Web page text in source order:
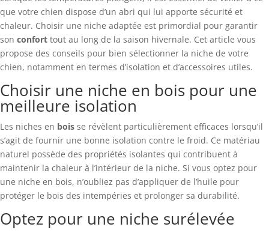
que votre chien dispose d’un abri qui lui apporte sécurité et
chaleur. Choisir une niche adaptée est primordial pour garantir
son confort tout au long de la saison hivernale. Cet article vous
propose des conseils pour bien sélectionner la niche de votre
chien, notamment en termes d’isolation et d’accessoires utiles.
Choisir une niche en bois pour une
meilleure isolation
Les niches en bois se révèlent particulièrement efficaces lorsqu’il
s’agit de fournir une bonne isolation contre le froid. Ce matériau
naturel possède des propriétés isolantes qui contribuent à
maintenir la chaleur à l’intérieur de la niche. Si vous optez pour
une niche en bois, n’oubliez pas d’appliquer de l’huile pour
protéger le bois des intempéries et prolonger sa durabilité.
Optez pour une niche surélevée